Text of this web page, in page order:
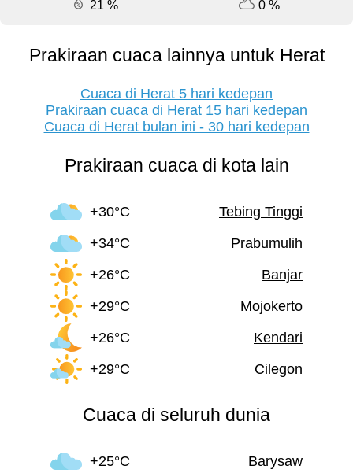
21 %
0 %
Prakiraan cuaca lainnya untuk Herat
Cuaca di Herat 5 hari kedepan
Prakiraan cuaca di Herat 15 hari kedepan
Cuaca di Herat bulan ini - 30 hari kedepan
Prakiraan cuaca di kota lain
+30°C
Tebing Tinggi
+34°C
Prabumulih
+26°C
Banjar
+29°C
Mojokerto
+26°C
Kendari
+29°C
Cilegon
Cuaca di seluruh dunia
+25°C Barysaw